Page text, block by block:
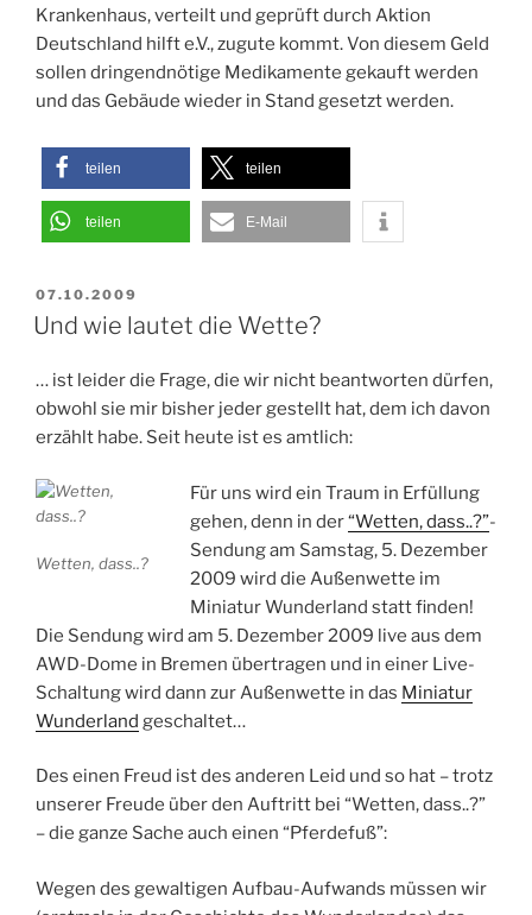
Krankenhaus, verteilt und geprüft durch Aktion
Deutschland hilft e.V., zugute kommt. Von diesem Geld
sollen dringendnötige Medikamente gekauft werden
und das Gebäude wieder in Stand gesetzt werden.
teilen teilen
teilen E-Mail
VERÖFFENTLICHT
AM
07.10.2009
Und wie lautet die Wette?
… ist leider die Frage, die wir nicht beantworten dürfen,
obwohl sie mir bisher jeder gestellt hat, dem ich davon
erzählt habe. Seit heute ist es amtlich:
Wetten, dass..?
Für uns wird ein Traum in Erfüllung
gehen, denn in der“Wetten, dass..?”-
Sendung am Samstag, 5. Dezember
2009 wird die Außenwette im
Miniatur Wunderland statt finden!
Die Sendung wird am 5. Dezember 2009 live aus dem
AWD-Dome in Bremen übertragen und in einer Live-
Schaltung wird dann zur Außenwette in das Miniatur
Wunderland geschaltet…
Des einen Freud ist des anderen Leid und so hat – trotz
unserer Freude über den Auftritt bei “Wetten, dass..?”
– die ganze Sache auch einen “Pferdefuß”:
Wegen des gewaltigen Aufbau-Aufwands müssen wir